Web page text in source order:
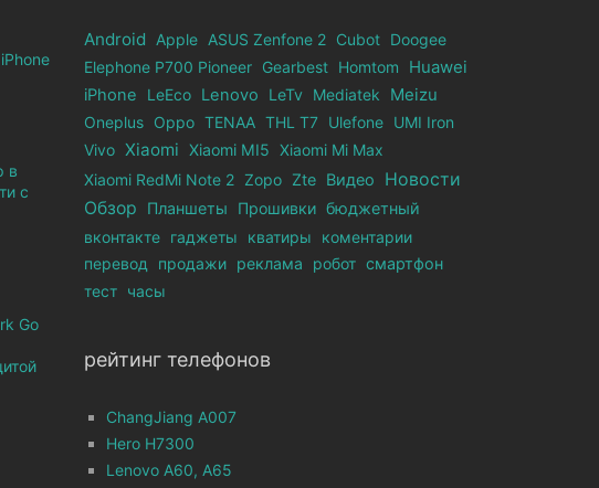
в
с
Go
Android Apple ASUS Zenfone 2 Cubot Doogee
Elephone Р700 Pioneer Gearbest Homtom
Huawei
iPhone
LeEco Lenovo LeTv Mediatek Meizu
Oneplus Oppo TENAA THL T7 Ulefone UMI Iron
Vivo Xiaomi Xiaomi MI5 Xiaomi Mi Max
Xiaomi RedMi Note 2 Zopo Zte Видео Новости
Обзор Планшеты Прошивки бюджетный
вконтакте гаджеты кватиры
коментарии
перевод
продажи реклама робот смартфон
тест часы
рейтинг телефонов
ChangJiang A007
Hero H7300
Lenovo A60, A65